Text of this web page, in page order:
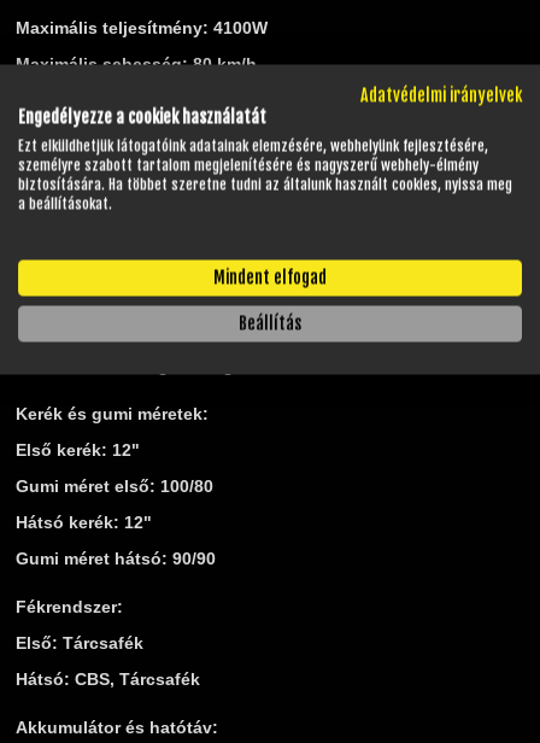
Maximális teljesítmény: 4100W
Maximális sebesség: 80 km/h
Meghajtás: Elektromos
Motor: Középmotor
Kategória: L3e-A1 kategória
Méretek:
Hosszúság x Magasság x Szélesség: 1810 x 840 x 570 mm
Kerék és gumi méretek:
Első kerék: 12"
Gumi méret első: 100/80
Hátsó kerék: 12"
Gumi méret hátsó: 90/90
Fékrendszer:
Első: Tárcsafék
Hátsó: CBS, Tárcsafék
Akkumulátor és hatótáv:
Adatvédelmi irányelvek
Engedélyezze a cookiek használatát
Ezt elküldhetjük látogatóink adatainak elemzésére, webhelyünk fejlesztésére,
személyre szabott tartalom megjelenítésére és nagyszerű webhely-élmény
biztosítására. Ha többet szeretne tudni az általunk használt cookies, nyissa meg
a beállításokat.
Mindent elfogad
Beállítás